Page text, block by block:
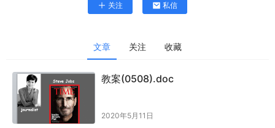
关注 私信
文章 关注 收藏
教案(0508).doc
2020年5月11日